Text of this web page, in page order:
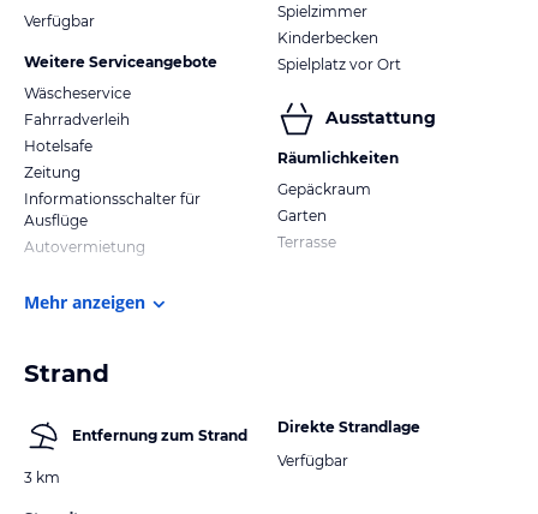
Verfügbar
Weitere Serviceangebote
Wäscheservice
Fahrradverleih
Hotelsafe
Zeitung
Informationsschalter für
Ausflüge
Autovermietung
Spielzimmer
Kinderbecken
Spielplatz vor Ort
Ausstattung
Räumlichkeiten
Gepäckraum
Garten
Terrasse
Mehr anzeigen
Strand
Entfernung zum Strand
3 km
Direkte Strandlage
Verfügbar